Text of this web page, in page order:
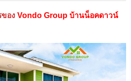
ของ Vondo Group บ้านน็อคดาวน์